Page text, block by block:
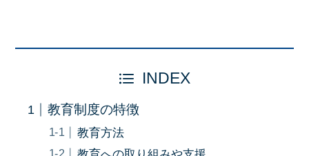
INDEX
教育制度の特徴
教育方法